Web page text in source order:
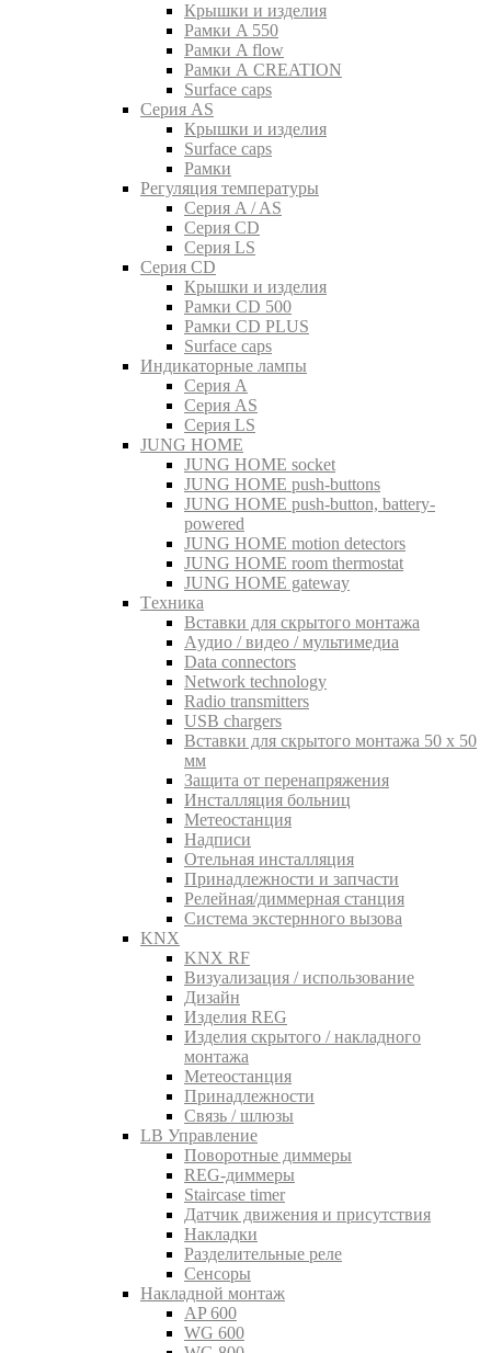
Крышки и изделия
Рамки A 550
Рамки A flow
Рамки A CREATION
Surface caps
Серия AS
Крышки и изделия
Surface caps
Рамки
Регуляция температуры
Серия A / AS
Серия CD
Серия LS
Серия CD
Крышки и изделия
Рамки CD 500
Рамки CD PLUS
Surface caps
Индикаторные лампы
Серия A
Серия AS
Серия LS
JUNG HOME
JUNG HOME socket
JUNG HOME push-buttons
JUNG HOME push-button, battery-
powered
JUNG HOME motion detectors
JUNG HOME room thermostat
JUNG HOME gateway
Tехника
Вставки для скрытого монтажа
Aудио / видео / мультимедиа
Data connectors
Network technology
Radio transmitters
USB chargers
Вставки для скрытого монтажа 50 x 50
мм
Защита от перенапряжения
Инсталляция больниц
Метеостанция
Надписи
Отельная инсталляция
Принадлежности и запчасти
Релейная/диммерная станция
Система экстернного вызова
KNX
KNX RF
Визуализация / использование
Дизайн
Изделия REG
Изделия скрытого / накладного
монтажа
Метеостанция
Принадлежности
Связь / шлюзы
LB Управление
Поворотные диммеры
REG-диммеры
Staircase timer
Датчик движения и присутствия
Накладки
Разделительные реле
Сенсоры
Накладной монтаж
AP 600
WG 600